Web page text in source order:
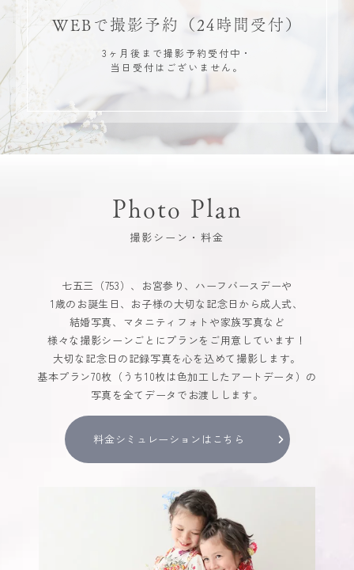
WEBで撮影予約 （24時間受付）
3ヶ月後まで撮影予約受付中・
当日受付はございません。
Photo Plan
撮影シーン・料金
七五三（753）、お宮参り、ハーフバースデーや
1歳のお誕生日、お子様の大切な記念日から成人式、
結婚写真、マタニティフォトや家族写真など
様々な撮影シーンごとにプランをご用意しています！
大切な記念日の記録写真を心を込めて撮影します。
基本プラン70枚（うち10枚は色加工したアートデータ）の
写真を全てデータでお渡しします。
料金シミュレーションはこちら